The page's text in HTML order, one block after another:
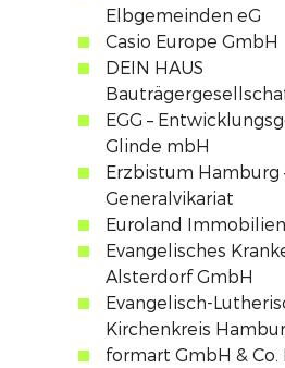
Elbgemeinden eG
Casio Europe GmbH
DEIN HAUS
EGG –
Glinde mbH
Erzbistum Hamburg
Generalvikariat
Euroland
Evangelisches
Alsterdorf GmbH
Evangelisch-
Kirchenkreis
formart GmbH & Co.